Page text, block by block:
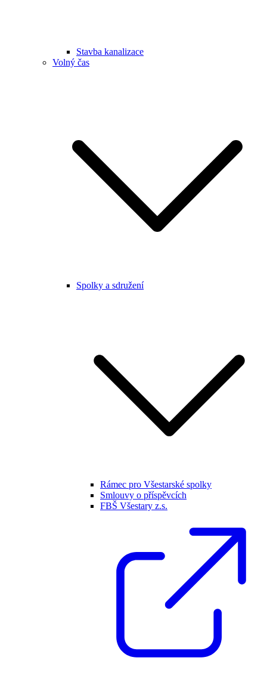
Stavba kanalizace
Volný čas
Spolky a sdružení
Rámec pro Všestarské spolky
Smlouvy o příspěvcích
FBŠ Všestary z.s.